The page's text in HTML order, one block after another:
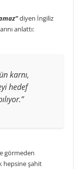
diyen İngiliz
anlattı:
karnı,
hedef
görmeden
hepsine şahit